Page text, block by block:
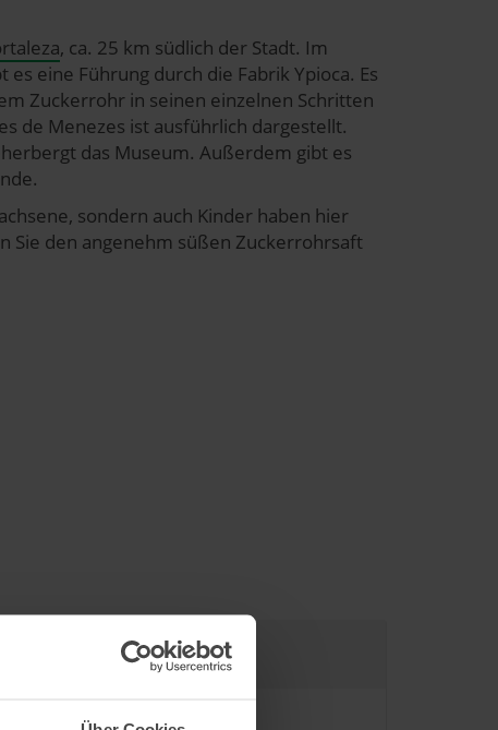
, ca. 25 km südlich der Stadt. Im
eine Führung durch die Fabrik Ypioca. Es
Zuckerrohr in seinen einzelnen Schritten
de Menezes ist ausführlich dargestellt.
das Museum. Außerdem gibt es
sondern auch Kinder haben hier
Sie den angenehm süßen Zuckerrohrsaft